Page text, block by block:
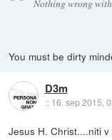
Nothing wrong
You must be dirty
D3m
:: 16. sep 2015,
Jesus H. Christ....niti